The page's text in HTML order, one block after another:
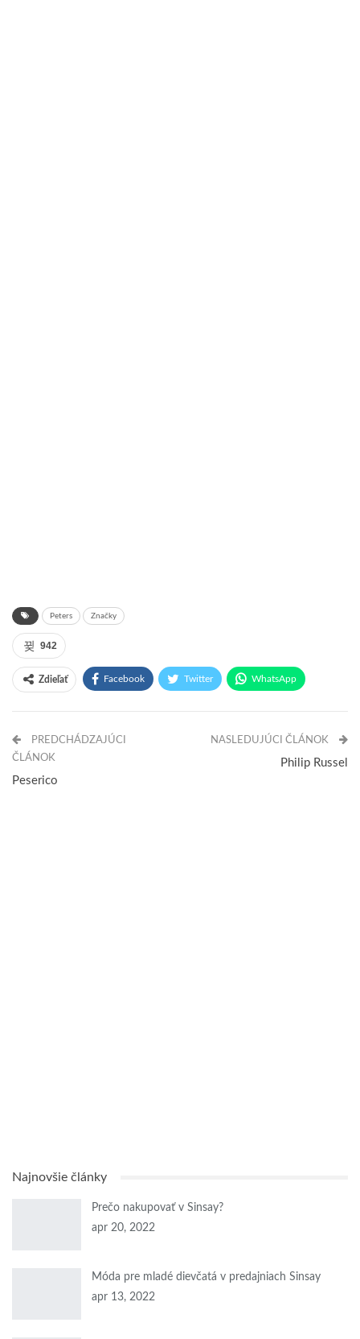
Peters Značky
942
Zdieľať Facebook Twitter WhatsApp
PREDCHÁDZAJÚCI
ČLÁNOK
Peserico
NASLEDUJÚCI ČLÁNOK
Philip Russel
Najnovšie články
Prečo nakupovať v Sinsay?
apr 20, 2022
Móda pre mladé dievčatá v predajniach Sinsay
apr 13, 2022